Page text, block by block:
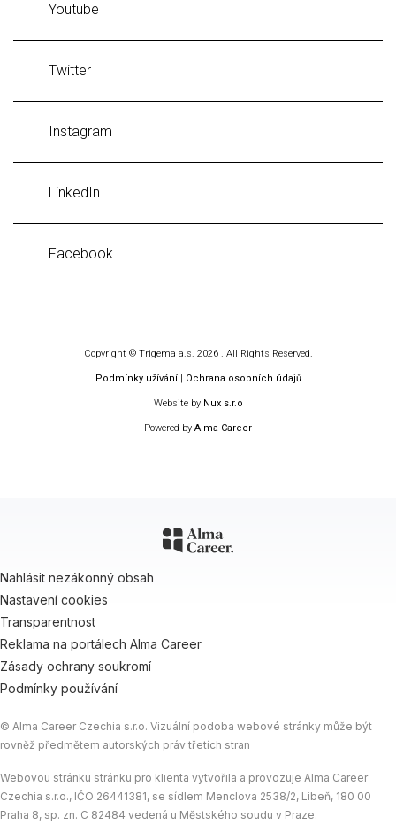
Youtube
Twitter
Instagram
LinkedIn
Facebook
Copyright © Trigema a.s. 2026 . All Rights Reserved.
Podmínky užívání| Ochrana osobních údajů
Website by Nux s.r.o
Powered by Alma Career
Nahlásit nezákonný obsah
Nastavení cookies
Transparentnost
Reklama na portálech Alma Career
Zásady ochrany soukromí
Podmínky používání
© Alma Career Czechia s.r.o. Vizuální podoba webové stránky může být
rovněž předmětem autorských práv třetích stran
Webovou stránku stránku pro klienta vytvořila a provozuje Alma Career
Czechia s.r.o., IČO 26441381, se sídlem Menclova 2538/2, Libeň, 180 00
Praha 8, sp. zn. C 82484 vedená u Městského soudu v Praze.